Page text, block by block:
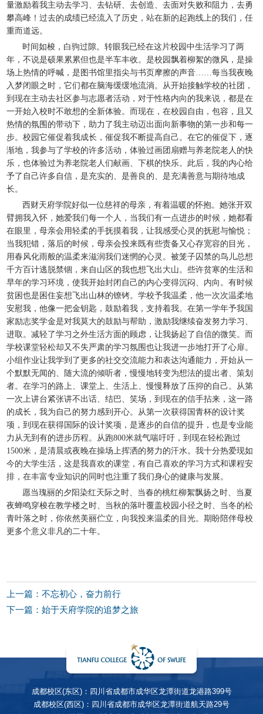
量激励着我主动去学习、去钻研、去创造、去面对失败和阻力，去勇
攀高峰！过去的成绩已经流入了历史，站在新的起跑线上的我们，任
重而道远。
时间如梭，白驹过隙。转眼我已经在这片校园中生活学习了两
年，不说是硕果累累但也是半车丰收。是校园飘着柳絮的微风，是操
场上热情的呼喊，是图书馆里指尖与书页摩擦的声音……每当我夜晚
入梦闭眼之时，它们都在脑海缓缓地流淌。从开始接触学校的社团，
到现在主动去社区参与志愿者活动，对于性格内向的我来说，都是在
一开始入校时不敢想的全新体验。而现在，在校园自由，包容，且又
热情的氛围的带动下，助力了我主动迈出面向新事物的第一步和每一
步。校园它催促着我成长，催促我不断提高自己。在它的催促下，逐
渐地，我参与了学校的许多活动，体验过画团扇赠与养老院老人的快
乐，也体验过为养老院老人们献画、下棋的快乐。此后，我的内心给
予了自己许多自信，是充实的、是善良的、是充满善意与期待地成
长。
西财天府学院好似一位慈祥的母亲，有着温暖的怀抱。她张开双
臂拥我入怀，她爱我们每一个人，当我们有一点进步的时候，她都看
在眼里，母亲会用轻柔的手抚摸着我，让我感受心灵的抚慰与愉悦；
当我犯错，落后的时候，母亲会投来既有些责备又心存宽容的目光，
用春风化雨般的温柔来滋润我们迷惘的心灵。被笼子囚禁的鸟儿总想
千方百计逃脱禁锢，来自山区的我也想飞出大山。些许贫寒的生活和
早年的学习环境，使我开始封闭自己的内心变得沉闷、内向。有时候
贫困也是困住妄想飞出山林的镣铐。学校予我温柔，他一次次温柔地
安慰我，他像一把金钥匙，鼓励着我，支持着我。在第一学年予我国
家励志奖学金是对我莫大的鼓励与帮助，激励我继续奋发努力学习、
进取。减轻了学习之外生活方面的顾虑，让我扬起了自信的微笑。而
学校课堂轻松却又不失严肃的学习氛围也让我进一步地打开了心扉。
小组作业让我学到了更多的社交交流能力和表达沟通能力，开始从一
个默默无闻的、随大流的倾听者，慢慢地转变为想法的提出者、策划
者。在学习的路上、课堂上、生活上、慢慢释放了压抑的自己。从第
一次上讲台紧张讲不出话、结巴、笑场，到现在的信手拈来，这一路
的成长，我为自己的努力感到开心。从第一次获得国青杯的设计奖
项，到现在获得国际的设计奖项，是逐步的自信的提升，也是专业能
力从无到有的进步历程。从跑800米就气喘吁吁，到现在轻松跑过
1500米，是清晨或夜晚在操场上挥洒的努力的汗水。我十分热爱现如
今的大学生活，这是我喜欢的课堂，有自己喜欢的学习方式和课程安
排，在丰富专业知识的同时也注重了我们身心的健康与发展。
愿当瑰丽的夕阳染红天际之时、当春的桃红柳絮飘扬之时、当夏
夜蝉鸣穿梭在教学楼之时、当秋的落叶覆盖校园小径之时、当冬的松
青叶落之时，你依然美丽伫立，向我投来温柔的目光。期盼陪伴母校
更多个意义非凡的二十年。
上一篇：不忘初心，奋力前行
下一篇：始于天府学院的追梦之旅
成都校区(东区)：四川省成都市成华区龙潭街道龙港路399号
成都校区(西区)：四川省成都市成华区龙潭街道航天路29号